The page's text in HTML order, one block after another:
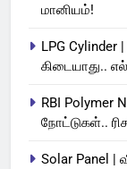
மானியம்!
LPG
கிடையாது..
RBI Polymer
நோட்டுகள்..
Solar Panel |